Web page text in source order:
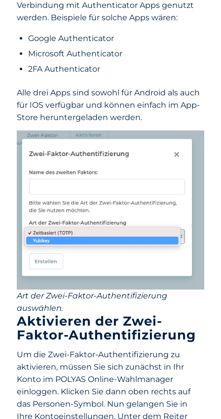
Verbindung mit Authenticator Apps genutzt
werden. Beispiele für solche Apps wären:
Google Authenticator
Microsoft Authenticator
2FA Authenticator
Alle drei Apps sind sowohl für Android als auch
für IOS verfügbar und können einfach im App-
Store heruntergeladen werden.
Art der Zwei-Faktor-Authentifizierung
auswählen.
Aktivieren der Zwei-
Faktor-Authentifizierung
Um die Zwei-Faktor-Authentifizierung zu
aktivieren, müssen Sie sich zunächst in Ihr
Konto im POLYAS Online-Wahlmanager
einloggen. Klicken Sie dann oben rechts auf
das Personen-Symbol. Nun gelangen Sie in
Ihre Kontoeinstellungen. Unter dem Reiter